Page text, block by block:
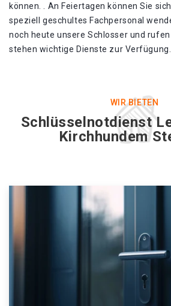
können. . An Feiertagen können Sie
speziell geschultes Fachpersonal
noch heute unsere Schlosser und rufen
stehen wichtige Dienste zur Verfügung.
WIR BIETEN
Schlüsselnotdienst
Kirchhundem